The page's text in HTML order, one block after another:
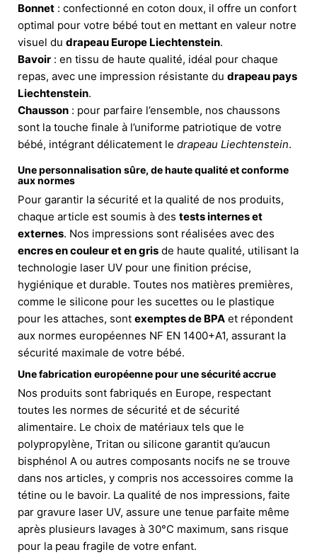
Bonnet : confectionné en coton doux, il offre un confort
optimal pour votre bébé tout en mettant en valeur notre
visuel du drapeau Europe Liechtenstein.
Bavoir : en tissu de haute qualité, idéal pour chaque
repas, avec une impression résistante du drapeau pays
Liechtenstein.
Chausson : pour parfaire l’ensemble, nos chaussons
sont la touche finale à l’uniforme patriotique de votre
bébé, intégrant délicatement le drapeau Liechtenstein.
Une personnalisation sûre, de haute qualité et conforme
aux normes
Pour garantir la sécurité et la qualité de nos produits,
chaque article est soumis à des tests internes et
externes. Nos impressions sont réalisées avec des
encres en couleur et en gris de haute qualité, utilisant la
technologie laser UV pour une finition précise,
hygiénique et durable. Toutes nos matières premières,
comme le silicone pour les sucettes ou le plastique
pour les attaches, sont exemptes de BPA et répondent
aux normes européennes NF EN 1400+A1, assurant la
sécurité maximale de votre bébé.
Une fabrication européenne pour une sécurité accrue
Nos produits sont fabriqués en Europe, respectant
toutes les normes de sécurité et de sécurité
alimentaire. Le choix de matériaux tels que le
polypropylène, Tritan ou silicone garantit qu’aucun
bisphénol A ou autres composants nocifs ne se trouve
dans nos articles, y compris nos accessoires comme la
tétine ou le bavoir. La qualité de nos impressions, faite
par gravure laser UV, assure une tenue parfaite même
après plusieurs lavages à 30°C maximum, sans risque
pour la peau fragile de votre enfant.